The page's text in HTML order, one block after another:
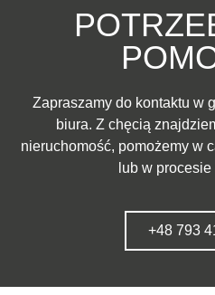
Zapraszamy do kontaktu w
biura. Z chęcią
nieruchomość, pomożemy w
lub w
+48 793